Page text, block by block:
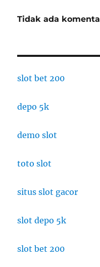
Tidak ada
slot bet 200
depo 5k
demo slot
toto slot
situs slot gacor
slot depo 5k
slot bet 200